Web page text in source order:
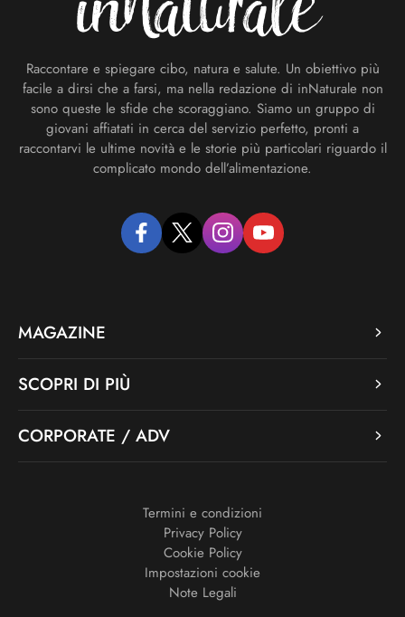
Raccontare e spiegare cibo, natura e salute. Un obiettivo più
facile a dirsi che a farsi, ma nella redazione di inNaturale non
sono queste le sfide che scoraggiano. Siamo un gruppo di
giovani affiatati in cerca del servizio perfetto, pronti a
raccontarvi le ultime novità e le storie più particolari riguardo il
complicato mondo dell’alimentazione.
facebooktwitter instagramyoutube
MAGAZINE
SCOPRI DI PIÙ
CORPORATE / ADV
Termini e condizioni
Privacy Policy
Cookie Policy
Impostazioni cookie
Note Legali